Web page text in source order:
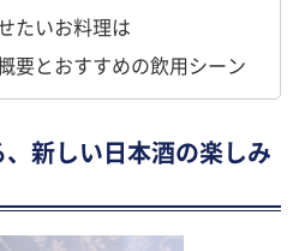
たいお料理は
要とおすすめの飲用シーン
新しい日本酒の楽しみ